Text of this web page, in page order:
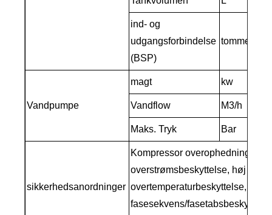
ind- og
udgangsforbindelse
(BSP)
tomme
Vandpumpe
magt kw
Vandflow M3/h
Maks. Tryk Bar
sikkerhedsanordninger
Kompressor
overstrømsbeskyttelse, høj og
overtemperaturbeskyttelse,
fasesekvens/